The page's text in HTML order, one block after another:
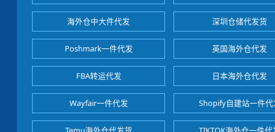
海外仓中大件代发 深圳仓储代发货
Poshmark一件代发 英国海外仓代发
FBA转运代发 日本海外仓代发
Wayfair一件代发 Shopify自建站一件代